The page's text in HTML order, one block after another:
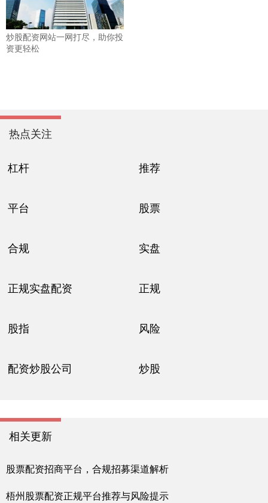
炒股配资网站一网打尽，助你投
资更轻松
热点关注
杠杆 推荐
平台 股票
合规 实盘
正规实盘配资 正规
股指 风险
配资炒股公司 炒股
相关更新
股票配资招商平台，合规招募渠道解析
梧州股票配资正规平台推荐与风险提示